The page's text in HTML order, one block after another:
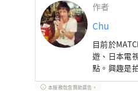
作者
Chu
目前於
遊、日本電
點。興趣是
些酒場、立
本服務包含贊助廣告。